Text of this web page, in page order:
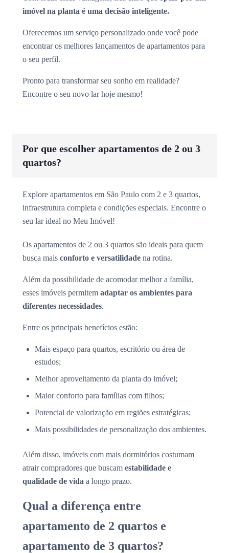
imóvel na planta é uma decisão inteligente.
Oferecemos um serviço personalizado onde você pode
encontrar os melhores lançamentos de apartamentos para
o seu perfil.
Pronto para transformar seu sonho em realidade?
Encontre o seu novo lar hoje mesmo!
Por que escolher apartamentos de 2 ou 3
quartos?
Explore apartamentos em São Paulo com 2 e 3 quartos,
infraestrutura completa e condições especiais. Encontre o
seu lar ideal no Meu Imóvel!
Os apartamentos de 2 ou 3 quartos são ideais para quem
busca mais conforto e versatilidade na rotina.
Além da possibilidade de acomodar melhor a família,
esses imóveis permitem adaptar os ambientes para
diferentes necessidades.
Entre os principais benefícios estão:
Mais espaço para quartos, escritório ou área de
estudos;
Melhor aproveitamento da planta do imóvel;
Maior conforto para famílias com filhos;
Potencial de valorização em regiões estratégicas;
Mais possibilidades de personalização dos ambientes.
Além disso, imóveis com mais dormitórios costumam
atrair compradores que buscam estabilidade e
qualidade de vida a longo prazo.
Qual a diferença entre
apartamento de 2 quartos e
apartamento de 3 quartos?